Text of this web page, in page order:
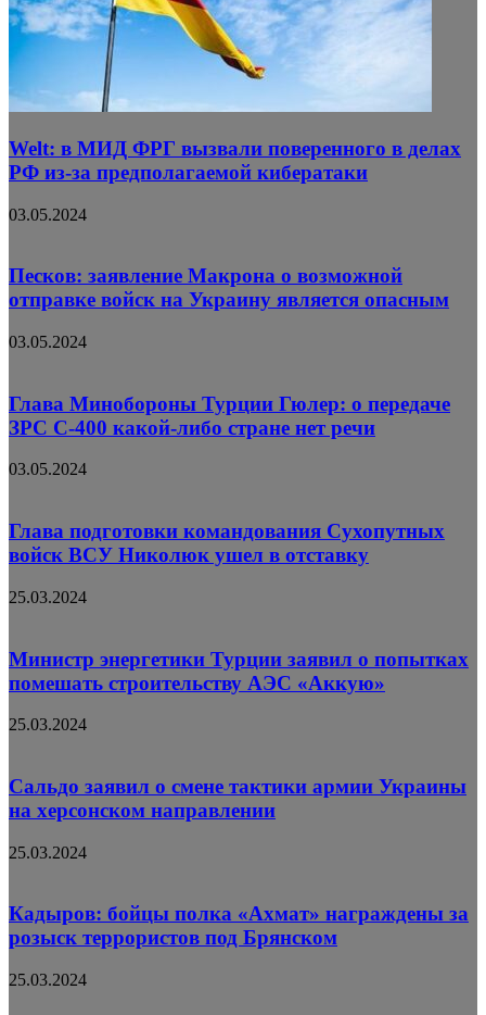
Welt: в МИД ФРГ вызвали поверенного в делах
РФ из-за предполагаемой кибератаки
03.05.2024
Песков: заявление Макрона о возможной
отправке войск на Украину является опасным
03.05.2024
Глава Минобороны Турции Гюлер: о передаче
ЗРС С-400 какой-либо стране нет речи
03.05.2024
Глава подготовки командования Сухопутных
войск ВСУ Николюк ушел в отставку
25.03.2024
Министр энергетики Турции заявил о попытках
помешать строительству АЭС «Аккую»
25.03.2024
Сальдо заявил о смене тактики армии Украины
на херсонском направлении
25.03.2024
Кадыров: бойцы полка «Ахмат» награждены за
розыск террористов под Брянском
25.03.2024